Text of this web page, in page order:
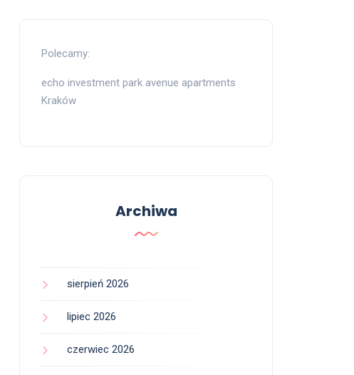
Polecamy:
echo investment park avenue apartments
Kraków
Archiwa
sierpień 2026
lipiec 2026
czerwiec 2026